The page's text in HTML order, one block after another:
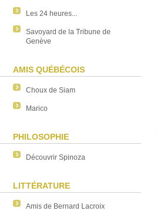
Les 24 heures...
Savoyard de la Tribune de
Genève
AMIS QUÉBÉCOIS
Choux de Siam
Marico
PHILOSOPHIE
Découvrir Spinoza
LITTÉRATURE
Amis de Bernard Lacroix